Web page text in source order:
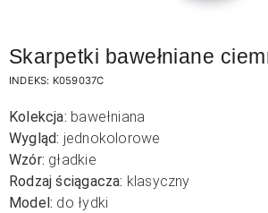
Skarpetki bawełniane
INDEKS: K059037C
Kolekcja: bawełniana
Wygląd: jednokolorowe
Wzór: gładkie
Rodzaj ściągacza: klasyczny
Model: do łydki